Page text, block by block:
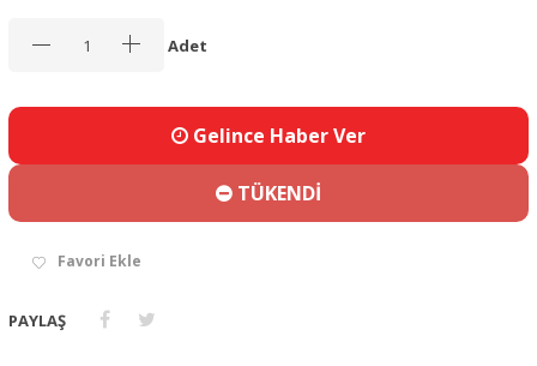
Adet
Gelince Haber Ver
TÜKENDİ
Favori Ekle
PAYLAŞ